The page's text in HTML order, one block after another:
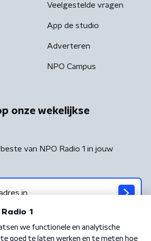
Veelgestelde vragen
App de studio
Adverteren
NPO Campus
onze wekelijkse
van NPO Radio 1 in jouw